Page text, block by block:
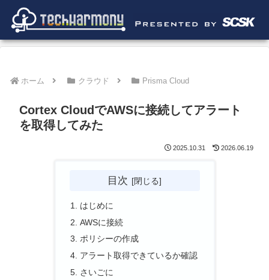
ホーム クラウド Prisma Cloud
Cortex CloudでAWSに接続してアラート
を取得してみた
2025.10.31 2026.06.19
目次
はじめに
AWSに接続
ポリシーの作成
アラート取得できているか確認
さいごに